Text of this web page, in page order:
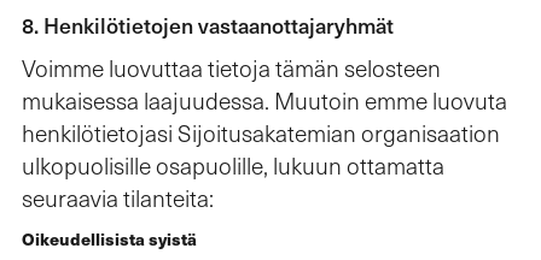
8. Henkilötietojen vastaanottajaryhmät
Voimme luovuttaa tietoja tämän selosteen
mukaisessa laajuudessa. Muutoin emme luovuta
henkilötietojasi Sijoitusakatemian organisaation
ulkopuolisille osapuolille, lukuun ottamatta
seuraavia tilanteita:
Oikeudellisista syistä